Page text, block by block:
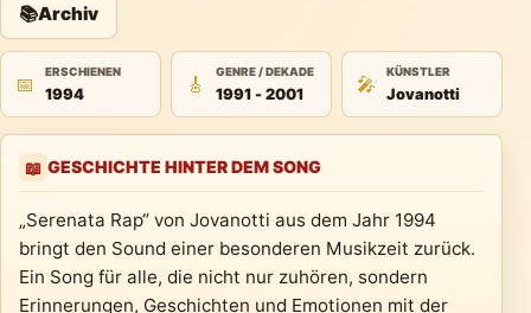
📚Archiv
📅
ERSCHIENEN
1994 🎸
GENRE / DEKADE
1991 - 2001 🎤
KÜNSTLER
Jovanotti
📖 GESCHICHTE HINTER DEM SONG
„Serenata Rap“ von Jovanotti aus dem Jahr 1994
bringt den Sound einer besonderen Musikzeit zurück.
Ein Song für alle, die nicht nur zuhören, sondern
Erinnerungen, Geschichten und Emotionen mit der